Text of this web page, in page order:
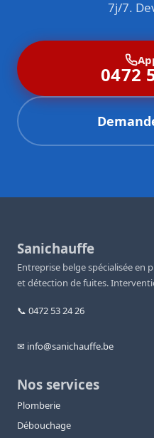
7j/7.
0472
Sanichauffe
Entreprise belge spécialisée en
et détection de fuites.
📞 0472 53 24 26
✉ info@sanichauffe.be
Nos services
Plomberie
Débouchage